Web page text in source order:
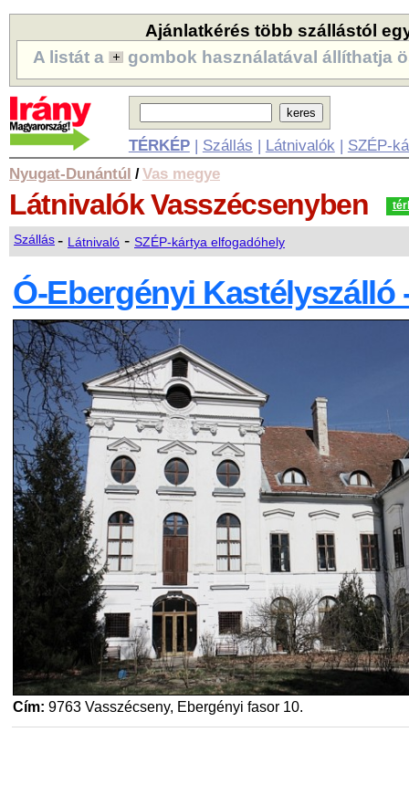
Ajánlatkérés több szállástól
A listát a
gombok használatával állíthatja
TÉRKÉP| Szállás | Látnivalók | SZÉP-
Nyugat-Dunántúl /Vas megye
LátnivalókVasszécsenyben
Szállás- Látnivaló - SZÉP-kártya elfogadóhely
Ó-Ebergényi Kastélyszálló
Cím: 9763 Vasszécseny, Ebergényi fasor 10.